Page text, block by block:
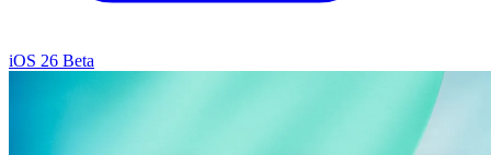
iOS 26 Beta